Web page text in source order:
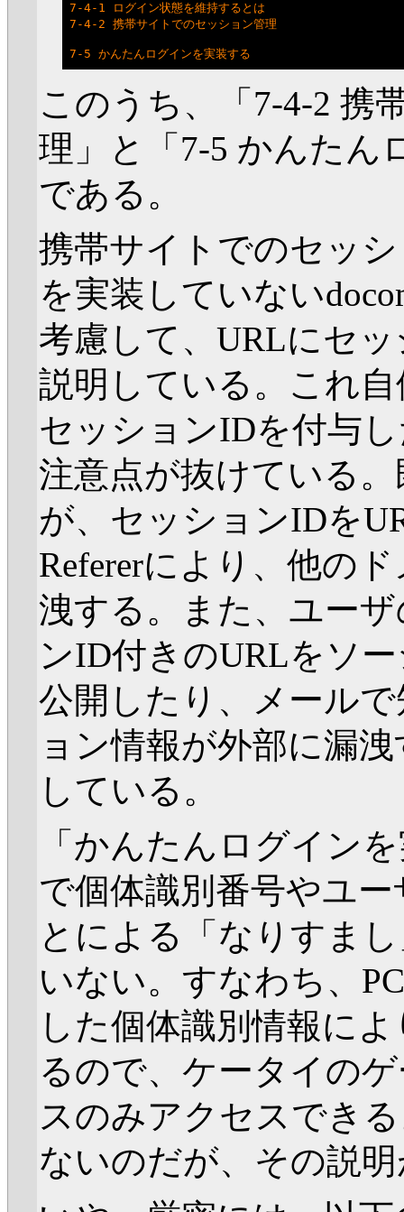
7-4-1 ログイン状態を維持するとは
7-4-2 携帯サイトでのセッション管理
このうち、「7-4-2 携
理」と「7-5 かんたん
である。
携帯サイトでのセッ
を実装していない
考慮して、URLにセ
説明している。これ
セッションIDを付与
注意点が抜けている
が、セッションIDを
Refererにより、他の
洩する。また、ユー
ンID付きのURLをソ
公開したり、メール
ョン情報が外部に漏
している。
「かんたんログイン
で個体識別番号やユ
とによる「なりすま
いない。すなわち、
した個体識別情報に
るので、ケータイの
スのみアクセスでき
ないのだが、その説